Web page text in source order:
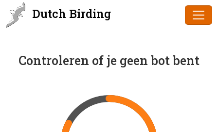
Dutch Birding
Controleren of je geen bot bent